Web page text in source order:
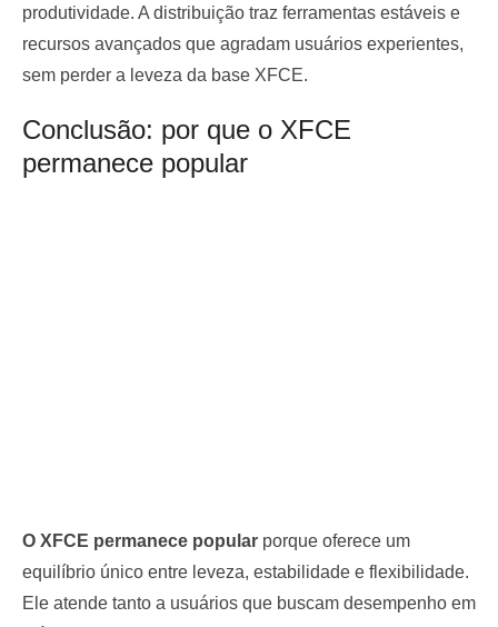
produtividade. A distribuição traz ferramentas estáveis e
recursos avançados que agradam usuários experientes,
sem perder a leveza da base XFCE.
Conclusão: por que o XFCE
permanece popular
O XFCE permanece popular porque oferece um
equilíbrio único entre leveza, estabilidade e flexibilidade.
Ele atende tanto a usuários que buscam desempenho em